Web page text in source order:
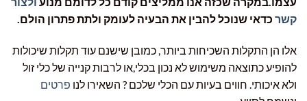
קשר כדאי שנוכל להבין את הבעיה לעומק ולתת פתרון הולם.
אלו הן התקלות השכיחות ביותר, כמובן שישנם עוד תקלות שיכולות
להופיע כתוצאה משימוש לא נכון בכלי,או לרבות קנייה של כלי זול
ולא איכותי. חווים בעיות עם הכלי שלכם ? השאירו לנו פרטים